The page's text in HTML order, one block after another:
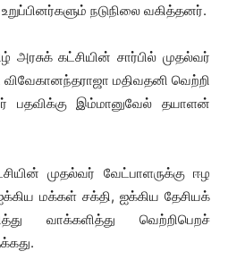
நடுநிலை வகித்தனர்.
கட்சியின் சார்பில் முதல்வர்
விவேகானந்தராஜா மதிவதனி வெற்றி
பதவிக்கு இம்மானுவேல் தயாளன்
முதல்வர் வேட்பாளருக்கு ஈழ
மக்கள் சக்தி, ஐக்கிய தேசியக்
வாக்களித்து வெற்றிபெறச்